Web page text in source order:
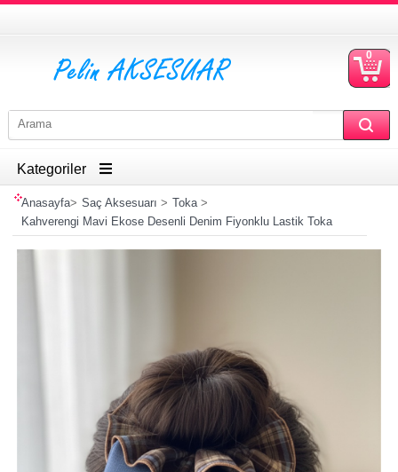
0
Kategoriler
Anasayfa> Saç Aksesuarı > Toka>
Kahverengi Mavi Ekose Desenli Denim Fiyonklu Lastik Toka